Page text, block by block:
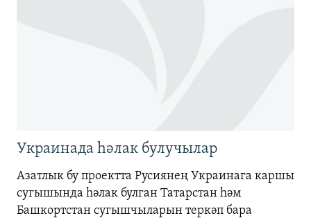
Украинада һәлак булучылар
Азатлык бу проектта Русиянең Украинага каршы
сугышында һәлак булган Татарстан һәм
Башкортстан сугышчыларын теркәп бара